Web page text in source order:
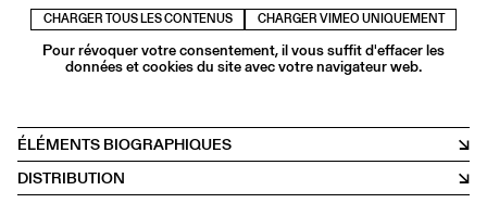
CHARGER TOUS LES CONTENUS CHARGER VIMEO UNIQUEMENT
Pour révoquer votre consentement, il vous suffit d'effacer les
données et cookies du site avec votre navigateur web.
ÉLÉMENTS BIOGRAPHIQUES
DISTRIBUTION